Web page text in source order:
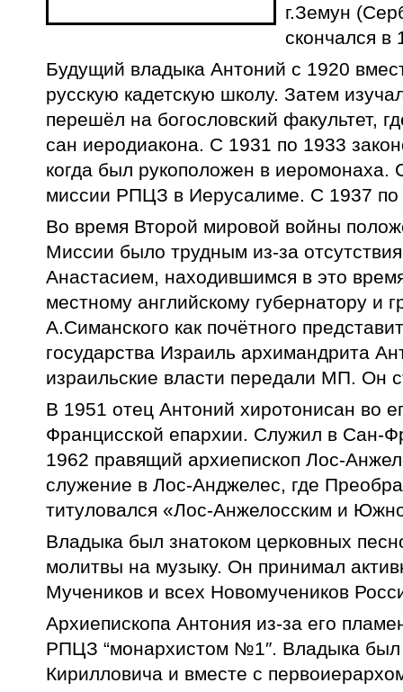
г.Земун
скончался в
Будущий владыка Антоний с 1920
русскую кадетскую школу. Затем
перешёл на богословский факультет,
сан иеродиакона. С 1931 по 1933
когда был рукоположен в иеромонаха.
миссии РПЦЗ в Иерусалиме. С 1937
Во время Второй мировой войны
Миссии было трудным из-за
Анастасием, находившимся в это
местному английскому губернатору и
А.Симанского как почётного
государства Израиль архимандрита
израильские власти передали МП. Он
В 1951 отец Антоний хиротонисан во
Францисской епархии. Служил в Сан-
1962 правящий архиепископ Лос-
служение в Лос-Анджелес, где
титуловался «Лос-Анжелосским и
Владыка был знатоком церковных
молитвы на музыку. Он принимал
Мучеников и всех Новомучеников
Архиепископа Антония из-за его
РПЦЗ “монархистом №1″. Владыка был
Кирилловича и вместе с